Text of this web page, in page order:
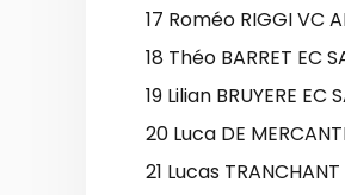
17 Roméo RIGGI VC
18 Théo BARRET EC
19 Lilian BRUYERE EC
20 Luca DE
21 Lucas